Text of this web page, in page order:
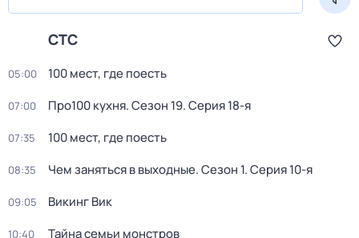
СТС
05:00 100 мест, где поесть
07:00 Про100 кухня. Сезон 19. Серия 18-я
07:35 100 мест, где поесть
08:35 Чем заняться в выходные. Сезон 1. Серия 10-я
09:05 Викинг Вик
10:40 Тайна семьи монстров